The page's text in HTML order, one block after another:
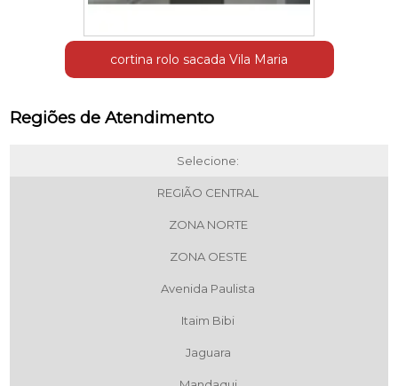
cortina rolo sacada Vila Maria
Regiões de Atendimento
Selecione:
REGIÃO CENTRAL
ZONA NORTE
ZONA OESTE
Avenida Paulista
Itaim Bibi
Jaguara